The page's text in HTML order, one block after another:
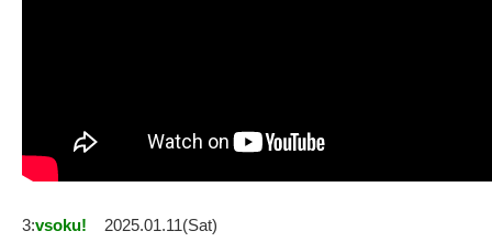
3:vsoku!
2025.01.11(Sat)